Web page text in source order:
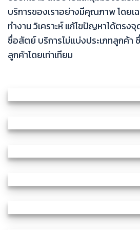
บริการของเราอย่างมีคุณภาพ โดยเ
ทำงาน วิเคราะห์ แก้ไขปัญหาได้ตรงจุ
ซื่อสัตย์ บริการไม่เเบ่งประเภทลูกค้า
ลูกค้าโดยเท่าเทียม